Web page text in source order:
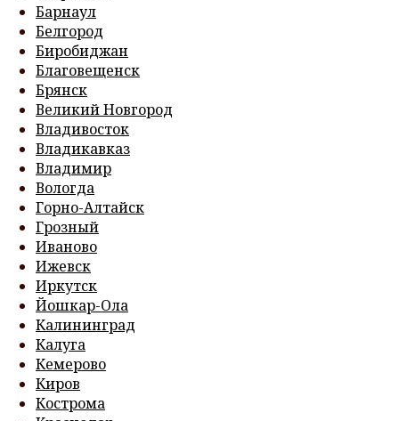
Барнаул
Белгород
Биробиджан
Благовещенск
Брянск
Великий Новгород
Владивосток
Владикавказ
Владимир
Вологда
Горно-Алтайск
Грозный
Иваново
Ижевск
Иркутск
Йошкар-Ола
Калининград
Калуга
Кемерово
Киров
Кострома